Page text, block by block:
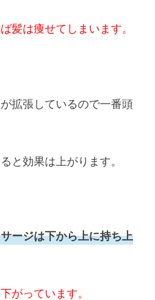
髪は痩せてしまいます。
拡張しているので一番頭
と効果は上がります。
ージは下から上に持ち上
がっています。